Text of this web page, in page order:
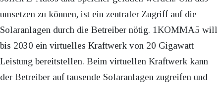
umsetzen zu können, ist ein zentraler Zugriff auf die
Solaranlagen durch die Betreiber nötig. 1KOMMA5 will
bis 2030 ein virtuelles Kraftwerk von 20 Gigawatt
Leistung bereitstellen. Beim virtuellen Kraftwerk kann
der Betreiber auf tausende Solaranlagen zugreifen und